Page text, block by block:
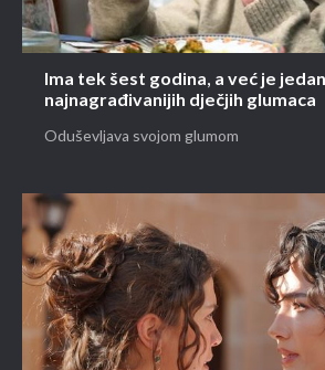
Ima tek šest godina, a već je
najnagrađivanijih dječjih glumaca
Oduševljava svojom glumom